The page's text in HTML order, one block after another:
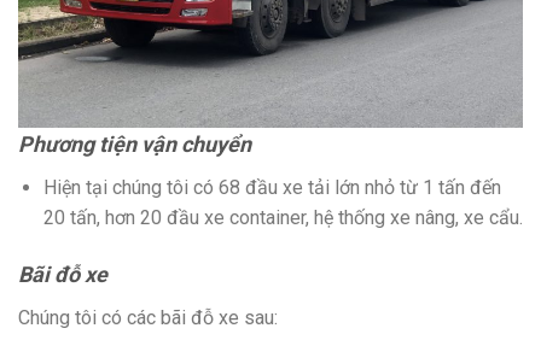
Phương tiện vận chuyển
Hiện tại chúng tôi có 68 đầu xe tải lớn nhỏ từ 1 tấn đến
20 tấn, hơn 20 đầu xe container, hệ thống xe nâng, xe cẩu.
Bãi đỗ xe
Chúng tôi có các bãi đỗ xe sau: